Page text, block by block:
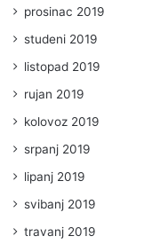
prosinac 2019
studeni 2019
listopad 2019
rujan 2019
kolovoz 2019
srpanj 2019
lipanj 2019
svibanj 2019
travanj 2019